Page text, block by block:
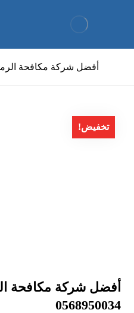
أفضل شركة مكافحة الرمة في
تخفيض!
أفضل شركة مكافحة
0568950034